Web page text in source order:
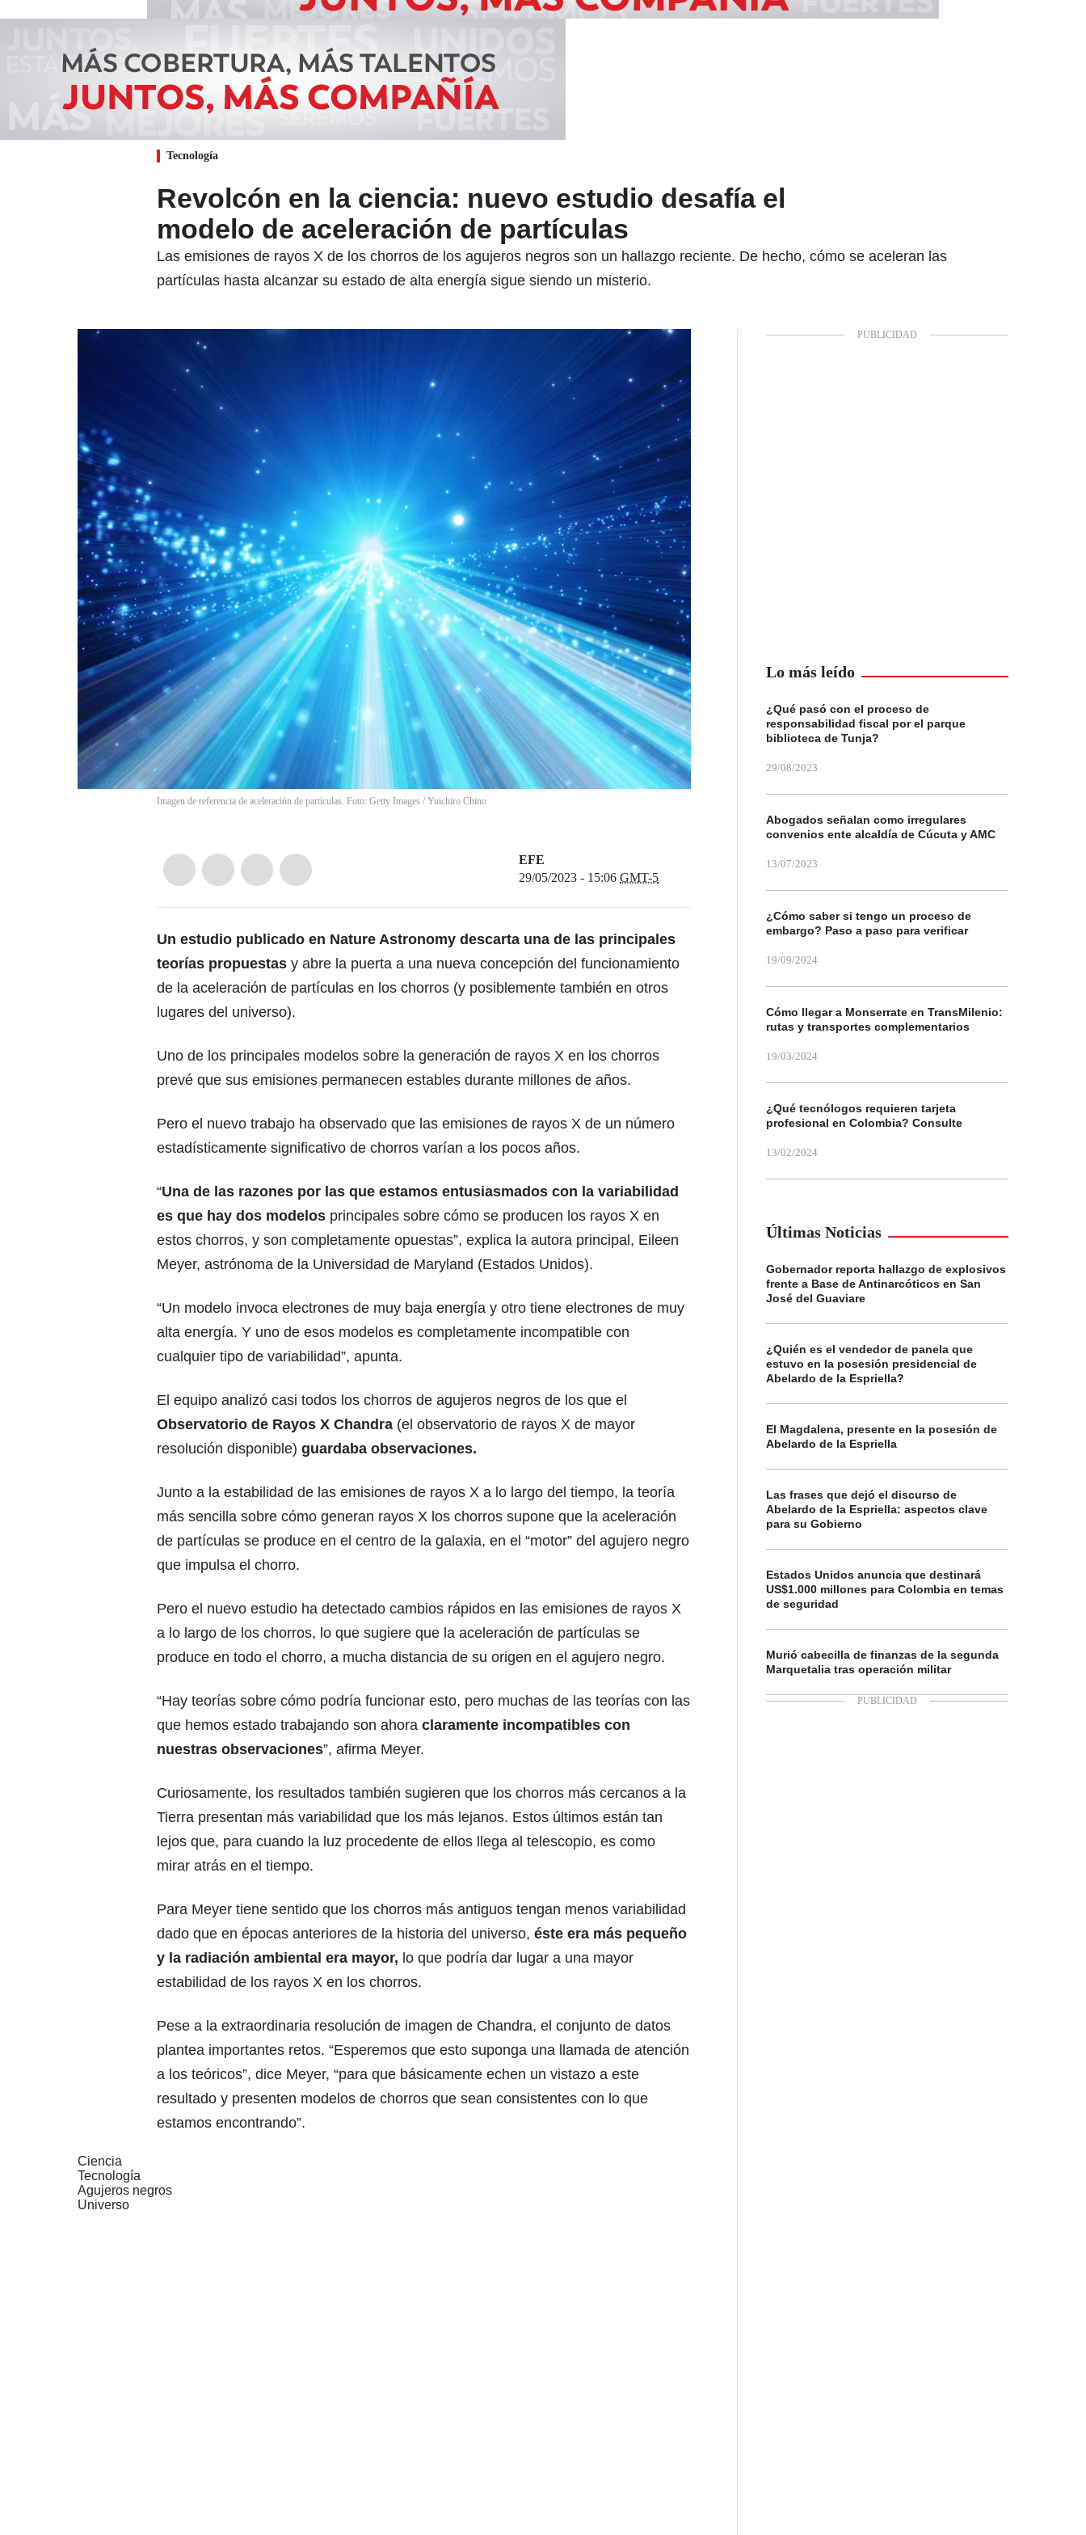
Tecnología
Revolcón en la ciencia: nuevo estudio desafía el
modelo de aceleración de partículas
Las emisiones de rayos X de los chorros de los agujeros negros son un hallazgo reciente. De hecho, cómo se aceleran las
partículas hasta alcanzar su estado de alta energía sigue siendo un misterio.
Imagen de referencia de aceleración de partículas. Foto: Getty Images / Yuichiro Chino
EFE
29/05/2023 - 15:06 GMT-5
Un estudio publicado en Nature Astronomy descarta una de las principales
teorías propuestas y abre la puerta a una nueva concepción del funcionamiento
de la aceleración de partículas en los chorros (y posiblemente también en otros
lugares del universo).
Uno de los principales modelos sobre la generación de rayos X en los chorros
prevé que sus emisiones permanecen estables durante millones de años.
Pero el nuevo trabajo ha observado que las emisiones de rayos X de un número
estadísticamente significativo de chorros varían a los pocos años.
“Una de las razones por las que estamos entusiasmados con la variabilidad
es que hay dos modelos principales sobre cómo se producen los rayos X en
estos chorros, y son completamente opuestas”, explica la autora principal, Eileen
Meyer, astrónoma de la Universidad de Maryland (Estados Unidos).
“Un modelo invoca electrones de muy baja energía y otro tiene electrones de muy
alta energía. Y uno de esos modelos es completamente incompatible con
cualquier tipo de variabilidad”, apunta.
El equipo analizó casi todos los chorros de agujeros negros de los que el
Observatorio de Rayos X Chandra (el observatorio de rayos X de mayor
resolución disponible) guardaba observaciones.
Junto a la estabilidad de las emisiones de rayos X a lo largo del tiempo, la teoría
más sencilla sobre cómo generan rayos X los chorros supone que la aceleración
de partículas se produce en el centro de la galaxia, en el “motor” del agujero negro
que impulsa el chorro.
Pero el nuevo estudio ha detectado cambios rápidos en las emisiones de rayos X
a lo largo de los chorros, lo que sugiere que la aceleración de partículas se
produce en todo el chorro, a mucha distancia de su origen en el agujero negro.
“Hay teorías sobre cómo podría funcionar esto, pero muchas de las teorías con las
que hemos estado trabajando son ahora claramente incompatibles con
nuestras observaciones”, afirma Meyer.
Curiosamente, los resultados también sugieren que los chorros más cercanos a la
Tierra presentan más variabilidad que los más lejanos. Estos últimos están tan
lejos que, para cuando la luz procedente de ellos llega al telescopio, es como
mirar atrás en el tiempo.
Para Meyer tiene sentido que los chorros más antiguos tengan menos variabilidad
dado que en épocas anteriores de la historia del universo, éste era más pequeño
y la radiación ambiental era mayor, lo que podría dar lugar a una mayor
estabilidad de los rayos X en los chorros.
Pese a la extraordinaria resolución de imagen de Chandra, el conjunto de datos
plantea importantes retos. “Esperemos que esto suponga una llamada de atención
a los teóricos”, dice Meyer, “para que básicamente echen un vistazo a este
resultado y presenten modelos de chorros que sean consistentes con lo que
estamos encontrando”.
Ciencia
Tecnología
Agujeros negros
Universo
Lo más leído
¿Qué pasó con el proceso de
responsabilidad fiscal por el parque
biblioteca de Tunja?
29/08/2023
Abogados señalan como irregulares
convenios ente alcaldía de Cúcuta y AMC
13/07/2023
¿Cómo saber si tengo un proceso de
embargo? Paso a paso para verificar
19/09/2024
Cómo llegar a Monserrate en TransMilenio:
rutas y transportes complementarios
19/03/2024
¿Qué tecnólogos requieren tarjeta
profesional en Colombia? Consulte
13/02/2024
Últimas Noticias
Gobernador reporta hallazgo de explosivos
frente a Base de Antinarcóticos en San
José del Guaviare
¿Quién es el vendedor de panela que
estuvo en la posesión presidencial de
Abelardo de la Espriella?
El Magdalena, presente en la posesión de
Abelardo de la Espriella
Las frases que dejó el discurso de
Abelardo de la Espriella: aspectos clave
para su Gobierno
Estados Unidos anuncia que destinará
US$1.000 millones para Colombia en temas
de seguridad
Murió cabecilla de finanzas de la segunda
Marquetalia tras operación militar